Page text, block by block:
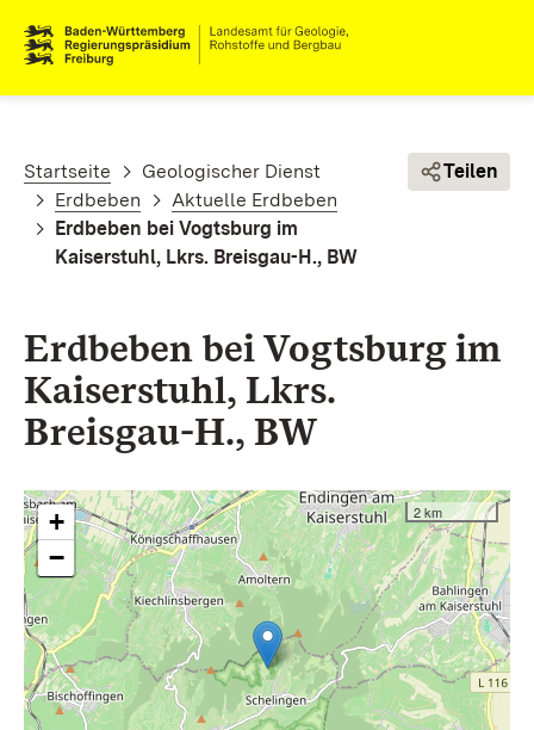
Pfadnavigation
Startseite
Geologischer Dienst
Erdbeben
Aktuelle Erdbeben
Erdbeben bei Vogtsburg im
Kaiserstuhl, Lkrs. Breisgau-H., BW
Teilen
Erdbeben bei Vogtsburg im
Kaiserstuhl, Lkrs.
Breisgau-H., BW
+
−
2 km